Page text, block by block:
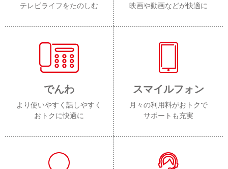
テレビライフをたのしむ
映画や動画などが快適に
でんわ
より使いやすく話しやすく
おトクに快適に
スマイルフォン
月々の利用料がおトクで
サポートも充実